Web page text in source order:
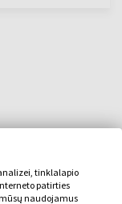
tinklalapio
patirties
naudojamus